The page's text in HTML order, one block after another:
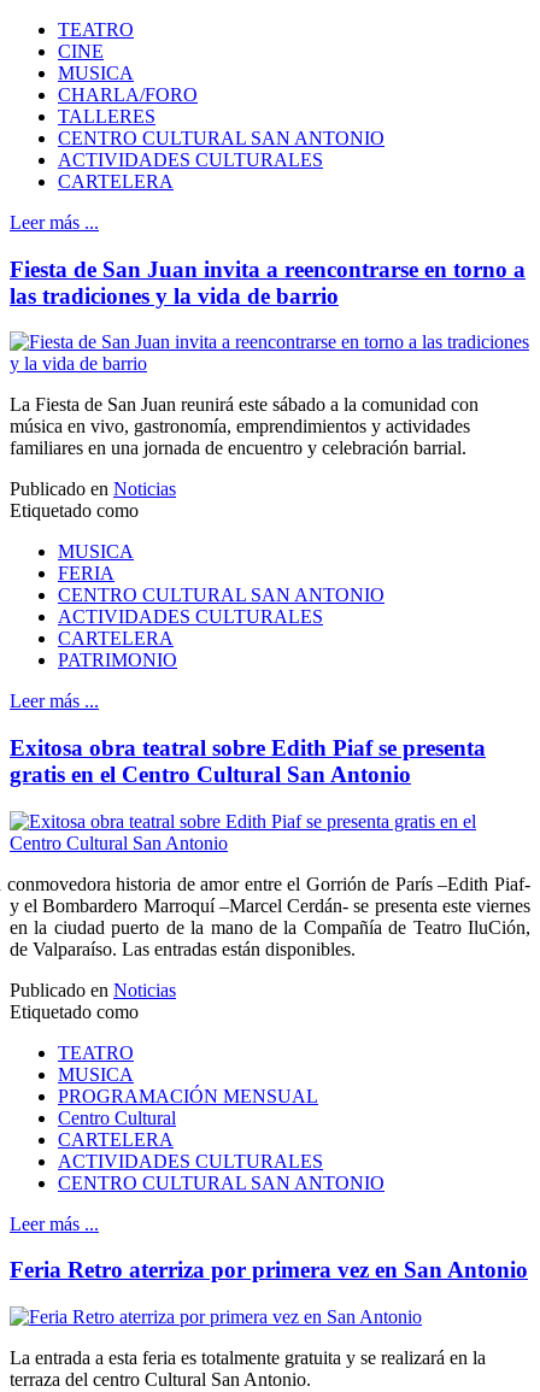
TEATRO
CINE
MUSICA
CHARLA/FORO
TALLERES
CENTRO CULTURAL SAN ANTONIO
ACTIVIDADES CULTURALES
CARTELERA
Leer más ...
Fiesta de San Juan invita a reencontrarse en torno a
las tradiciones y la vida de barrio
La Fiesta de San Juan reunirá este sábado a la comunidad con
música en vivo, gastronomía, emprendimientos y actividades
familiares en una jornada de encuentro y celebración barrial.
Publicado en Noticias
Etiquetado como
MUSICA
FERIA
CENTRO CULTURAL SAN ANTONIO
ACTIVIDADES CULTURALES
CARTELERA
PATRIMONIO
Leer más ...
Exitosa obra teatral sobre Edith Piaf se presenta
gratis en el Centro Cultural San Antonio
conmovedora historia de amor entre el Gorrión de París –Edith Piaf-
y el Bombardero Marroquí –Marcel Cerdán- se presenta este viernes
en la ciudad puerto de la mano de la Compañía de Teatro IluCión,
de Valparaíso. Las entradas están disponibles.
Publicado en Noticias
Etiquetado como
TEATRO
MUSICA
PROGRAMACIÓN MENSUAL
Centro Cultural
CARTELERA
ACTIVIDADES CULTURALES
CENTRO CULTURAL SAN ANTONIO
Leer más ...
Feria Retro aterriza por primera vez en San Antonio
La entrada a esta feria es totalmente gratuita y se realizará en la
terraza del centro Cultural San Antonio.